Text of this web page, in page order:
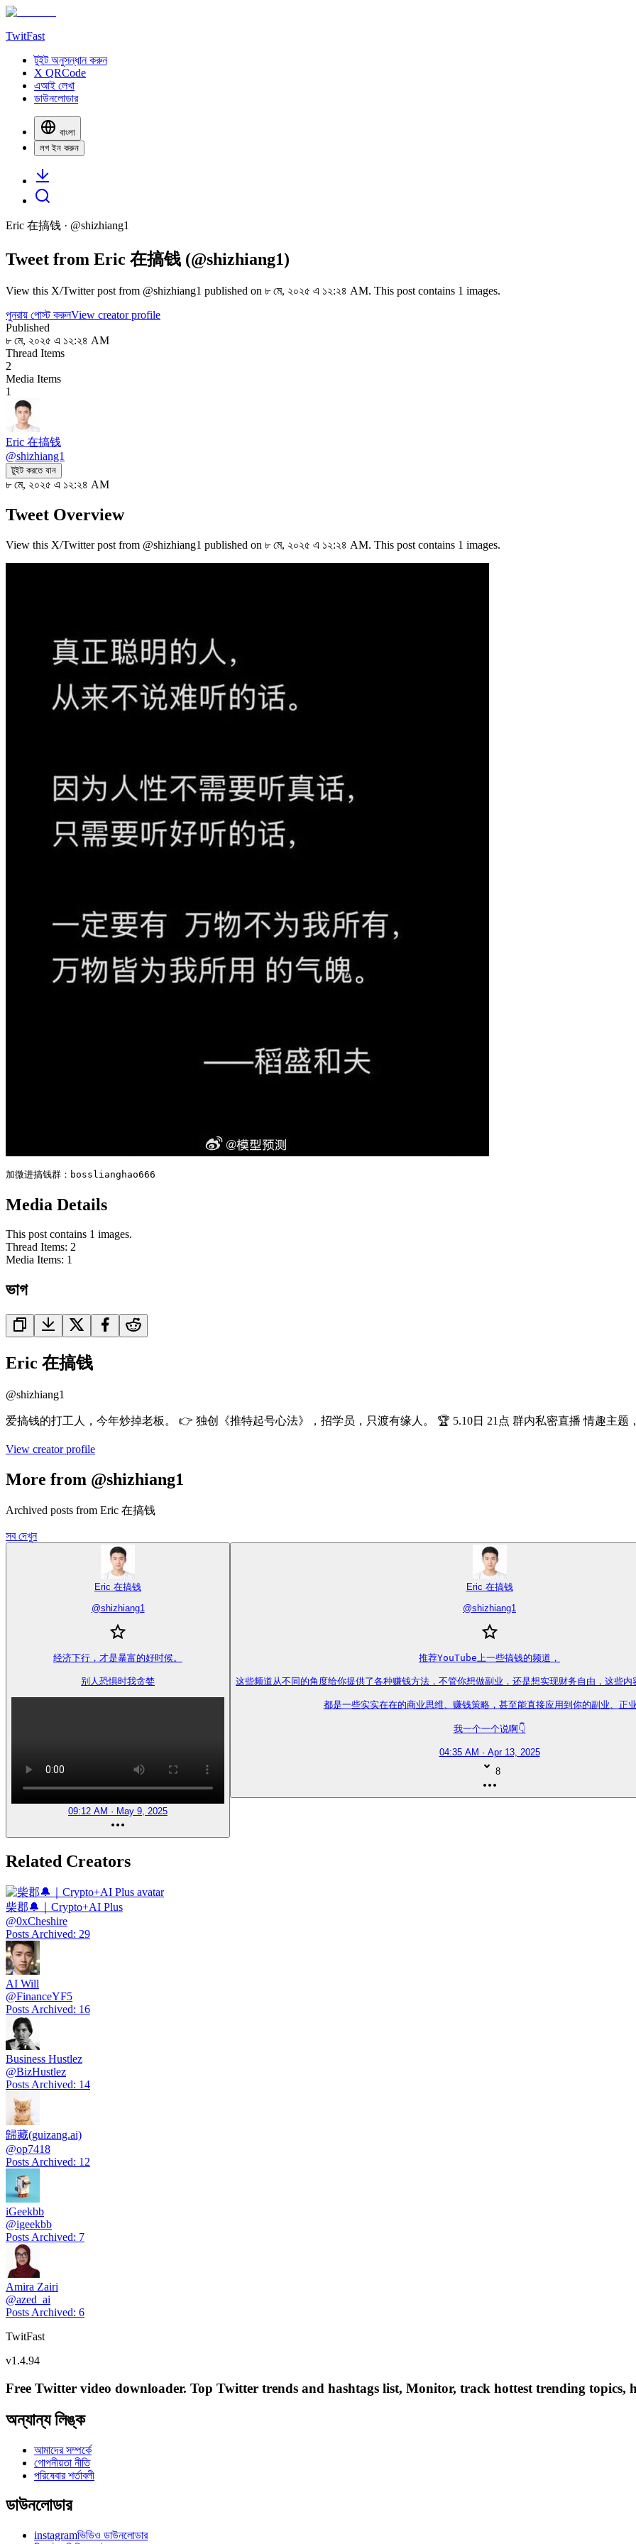
TwitFast
টুইট অনুসন্ধান করুন
X QRCode
এআই লেখা
ডাউনলোডার
বাংলা
লগ ইন করুন
Eric 在搞钱 · @shizhiang1
Tweet from Eric 在搞钱 (@shizhiang1)
View this X/Twitter post from @shizhiang1 published on ৮ মে, ২০২৫ এ ১২:২৪ AM. This post contains 1 images.
পুনরায় পোস্ট করুনView creator profile
Published
৮ মে, ২০২৫ এ ১২:২৪ AM
Thread Items
2
Media Items
1
Eric 在搞钱
@shizhiang1
টুইট করতে যান
৮ মে, ২০২৫ এ ১২:২৪ AM
Tweet Overview
View this X/Twitter post from @shizhiang1 published on ৮ মে, ২০২৫ এ ১২:২৪ AM. This post contains 1 images.
加微进搞钱群：bosslianghao666
Media Details
This post contains 1 images.
Thread Items: 2
Media Items: 1
ভাগ
Eric 在搞钱
@shizhiang1
爱搞钱的打工人，今年炒掉老板。 👉 独创《推特起号心法》，招学员，只渡有缘人。 🏆 5.10日 21点 群内私密直播 情趣主题
View creator profile
More from @shizhiang1
Archived posts from Eric 在搞钱
সব দেখুন
Eric 在搞钱
@shizhiang1
经济下行，才是暴富的好时候。
别人恐惧时我贪婪
09:12 AM · May 9, 2025
Eric 在搞钱
@shizhiang1
推荐YouTube上一些搞钱的频道，
这些频道从不同的角度给你提供了各种赚钱方法，不管你想做副业，还是想实现财务自由，这些内
都是一些实实在在的商业思维、赚钱策略，甚至能直接应用到你的副业、正业
我一个一个说啊👇
04:35 AM · Apr 13, 2025
8
Related Creators
柴郡🔔｜Crypto+AI Plus
@0xCheshire
Posts Archived: 29
AI Will
@FinanceYF5
Posts Archived: 16
Business Hustlez
@BizHustlez
Posts Archived: 14
歸藏(guizang.ai)
@op7418
Posts Archived: 12
iGeekbb
@igeekbb
Posts Archived: 7
Amira Zairi
@azed_ai
Posts Archived: 6
TwitFast
v1.4.94
Free Twitter video downloader. Top Twitter trends and hashtags list, Monitor, track hottest trending topics,
অন্যান্য লিঙ্ক
আমাদের সম্পর্কে
গোপনীয়তা নীতি
পরিষেবার শর্তাবলী
ডাউনলোডার
instagramভিডিও ডাউনলোডার